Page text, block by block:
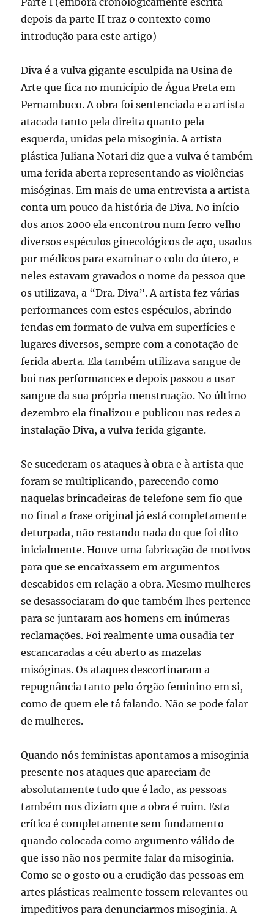
depois da parte II traz o contexto como
introdução para este artigo)
Diva é a vulva gigante esculpida na Usina de
Arte que fica no município de Água Preta em
Pernambuco. A obra foi sentenciada e a artista
atacada tanto pela direita quanto pela
esquerda, unidas pela misoginia. A artista
plástica Juliana Notari diz que a vulva é também
uma ferida aberta representando as violências
misóginas. Em mais de uma entrevista a artista
conta um pouco da história de Diva. No início
dos anos 2000 ela encontrou num ferro velho
diversos espéculos ginecológicos de aço, usados
por médicos para examinar o colo do útero, e
neles estavam gravados o nome da pessoa que
os utilizava, a “Dra. Diva”. A artista fez várias
performances com estes espéculos, abrindo
fendas em formato de vulva em superfícies e
lugares diversos, sempre com a conotação de
ferida aberta. Ela também utilizava sangue de
boi nas performances e depois passou a usar
sangue da sua própria menstruação. No último
dezembro ela finalizou e publicou nas redes a
instalação Diva, a vulva ferida gigante.
Se sucederam os ataques à obra e à artista que
foram se multiplicando, parecendo como
naquelas brincadeiras de telefone sem fio que
no final a frase original já está completamente
deturpada, não restando nada do que foi dito
inicialmente. Houve uma fabricação de motivos
para que se encaixassem em argumentos
descabidos em relação a obra. Mesmo mulheres
se desassociaram do que também lhes pertence
para se juntaram aos homens em inúmeras
reclamações. Foi realmente uma ousadia ter
escancaradas a céu aberto as mazelas
misóginas. Os ataques descortinaram a
repugnância tanto pelo órgão feminino em si,
como de quem ele tá falando. Não se pode falar
de mulheres.
Quando nós feministas apontamos a misoginia
presente nos ataques que apareciam de
absolutamente tudo que é lado, as pessoas
também nos diziam que a obra é ruim. Esta
crítica é completamente sem fundamento
quando colocada como argumento válido de
que isso não nos permite falar da misoginia.
Como se o gosto ou a erudição das pessoas em
artes plásticas realmente fossem relevantes ou
impeditivos para denunciarmos misoginia. A